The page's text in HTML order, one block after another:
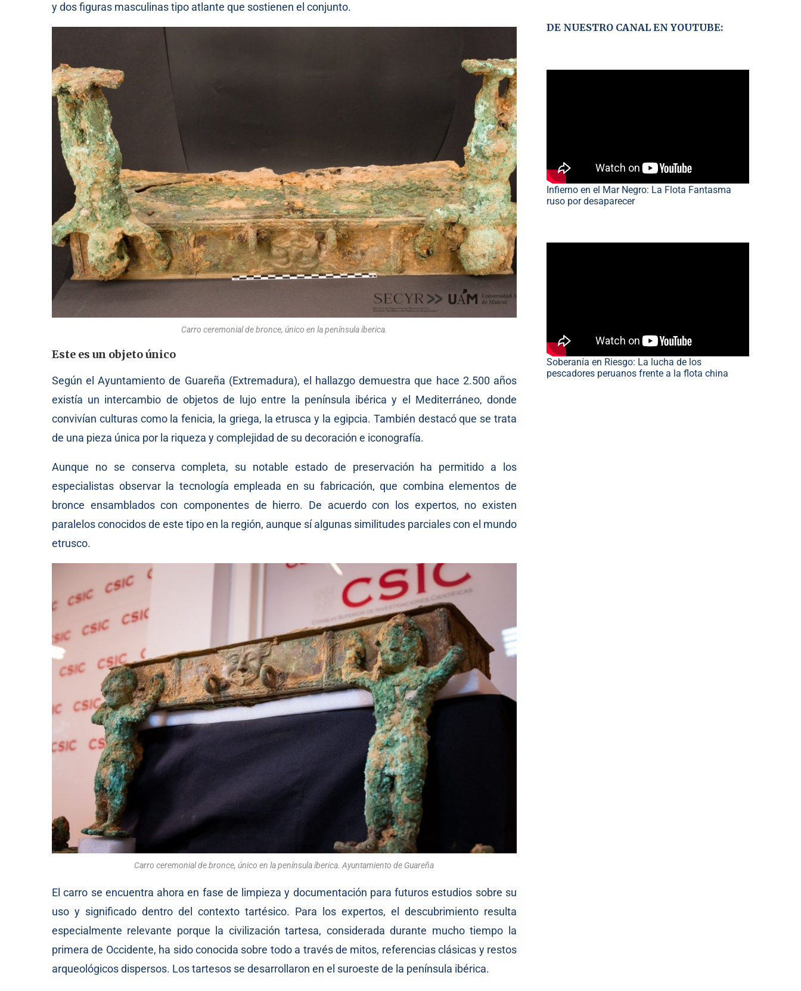
y dos figuras masculinas tipo atlante que sostienen el conjunto.
Carro ceremonial de bronce, único en la península íberica.
Este es un objeto único
Según el Ayuntamiento de Guareña (Extremadura), el hallazgo demuestra que hace 2.500 años
existía un intercambio de objetos de lujo entre la península ibérica y el Mediterráneo, donde
convivían culturas como la fenicia, la griega, la etrusca y la egipcia. También destacó que se trata
de una pieza única por la riqueza y complejidad de su decoración e iconografía.
Aunque no se conserva completa, su notable estado de preservación ha permitido a los
especialistas observar la tecnología empleada en su fabricación, que combina elementos de
bronce ensamblados con componentes de hierro. De acuerdo con los expertos, no existen
paralelos conocidos de este tipo en la región, aunque sí algunas similitudes parciales con el mundo
etrusco.
Carro ceremonial de bronce, único en la península íberica. Ayuntamiento de Guareña
El carro se encuentra ahora en fase de limpieza y documentación para futuros estudios sobre su
uso y significado dentro del contexto tartésico. Para los expertos, el descubrimiento resulta
especialmente relevante porque la civilización tartesa, considerada durante mucho tiempo la
primera de Occidente, ha sido conocida sobre todo a través de mitos, referencias clásicas y restos
arqueológicos dispersos. Los tartesos se desarrollaron en el suroeste de la península ibérica.
DE NUESTRO CANAL EN YOUTUBE:
Infierno en el Mar Negro: La Flota Fantasma
ruso por desaparecer
Soberanía en Riesgo: La lucha de los
pescadores peruanos frente a la flota china